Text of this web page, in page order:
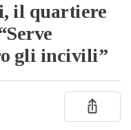
il quartiere
gli incivili”